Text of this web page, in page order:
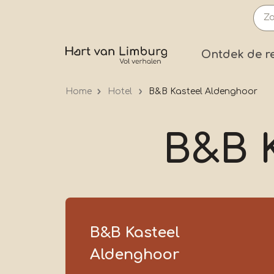
Ontdek de
Home Hotel B&B Kasteel Aldenghoor
B&B
B&B Kasteel
Aldenghoor